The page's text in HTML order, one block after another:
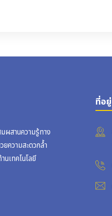
ผสานความรู้ทาง
ความสะดวกล้ำ
เทคโนโลยี
ที่อยู่